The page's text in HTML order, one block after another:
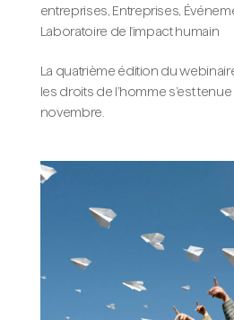
entreprises, Entreprises,
Laboratoire de l'impact humain
La quatrième édition du
les droits de l’homme s’est tenue
novembre.